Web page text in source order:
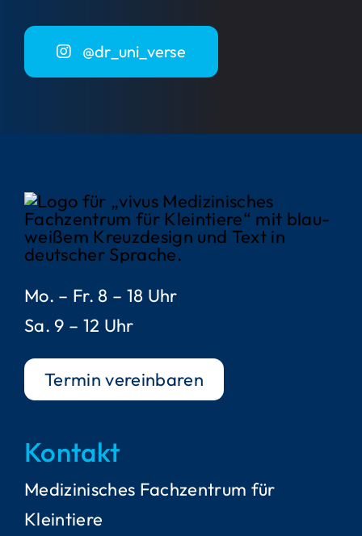
@dr_uni_verse
Mo. – Fr. 8 – 18 Uhr
Sa. 9 – 12 Uhr
Termin vereinbaren
Kontakt
Medizinisches Fachzentrum für
Kleintiere